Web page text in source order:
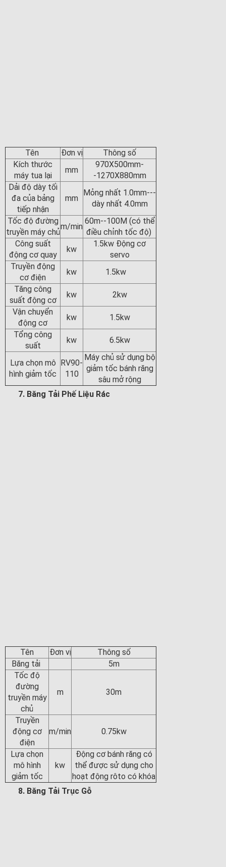
Tên Đơn vị
Thông số
Kích thước
máy tua lại
mm
970X500mm-
-1270X880mm
Dải độ dày tối
đa của bảng
tiếp nhận
mm
Mỏng nhất 1.0mm---
dày nhất 4.0mm
Tốc độ đường
truyền máy chủ
m/min
60m--100M (có thể
điều chỉnh tốc độ)
Công suất
động cơ quay
kw
1.5kw Động cơ
servo
Truyền động
cơ điện
kw
1.5kw
Tăng công
suất động cơ
kw
2kw
Vận chuyển
động cơ
kw
1.5kw
Tổng công
suất
kw 6.5kw
Lựa chọn mô
hình giảm tốc
RV90-
110
Máy chủ sử dụng bộ
giảm tốc bánh răng
sâu mở rộng
7. Băng Tải Phế Liệu Rác
Tên Đơn vị
Thông số
Băng tải
5m
Tốc độ
đường
truyền máy
chủ
m 30m
Truyền
động cơ
điện
m/min 0.75kw
Lựa chọn
mô hình
giảm tốc
kw
Động cơ bánh răng có
thể được sử dụng cho
hoạt động rôto có khóa
8. Băng Tải Trục Gỗ